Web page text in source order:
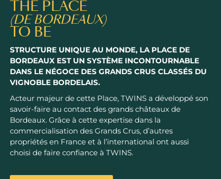
THE PLACE
(DE BORDEAUX)
TO BE
STRUCTURE UNIQUE AU MONDE, LA PLACE DE
BORDEAUX EST UN SYSTÈME INCONTOURNABLE
DANS LE NÉGOCE DES GRANDS CRUS CLASSÉS DU
VIGNOBLE BORDELAIS.
Acteur majeur de cette Place, TWINS a développé son
savoir-faire au contact des grands châteaux de
Bordeaux. Grâce à cette expertise dans la
commercialisation des Grands Crus, d’autres
propriétés en France et à l’international ont aussi
choisi de faire confiance à TWINS.